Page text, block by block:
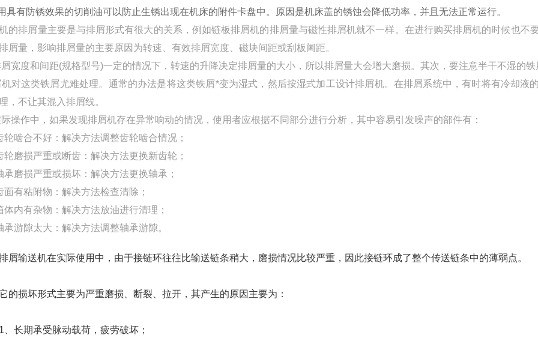
具有防锈效果的切削油可以防止生锈出现在机床的附件卡盘中。原因是机床盖的锈蚀会降低功率，并且无法正常运行。
的排屑量主要是与排屑形式有很大的关系，例如链板排屑机的排屑量与磁性排屑机就不一样。在进行购买排屑机的时候也不
屑量，影响排屑量的主要原因为转速、有效排屑宽度、磁块间距或刮板阃距。
宽度和间距(规格型号)一定的情况下，转速的升降决定排屑量的大小，所以排屑量大会增大磨损。其次，要注意半干不湿的铁
对这类铁屑尤难处理。通常的办法是将这类铁屑*变为湿式，然后按湿式加工设计排屑机。在排屑系统中，有时将有冷却液
，不让其混入排屑线。
操作中，如果发现排屑机存在异常响动的情况，使用者应根据不同部分进行分析，其中容易引发噪声的部件有：
轮啮合不好：解决方法调整齿轮啮合情况；
轮磨损严重或断齿：解决方法更换新齿轮；
承磨损严重或损坏：解决方法更换轴承；
面有粘附物：解决方法检查清除；
体内有杂物：解决方法放油进行清理；
承游隙太大：解决方法调整轴承游隙。
屑输送机在实际使用中，由于接链环往往比输送链条稍大，磨损情况比较严重，因此接链环成了整个传送链条中的薄弱点。
坏形式主要为严重磨损、断裂、拉开，其产生的原因主要为：
期承受脉动载荷，疲劳破坏；